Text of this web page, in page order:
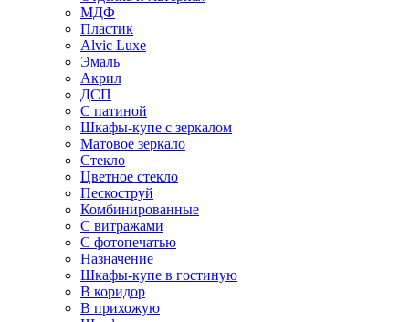
МДФ
Пластик
Alvic Luxe
Эмаль
Акрил
ДСП
С патиной
Шкафы-купе с зеркалом
Матовое зеркало
Стекло
Цветное стекло
Пескоструй
Комбинированные
С витражами
С фотопечатью
Назначение
Шкафы-купе в гостиную
В коридор
В прихожую